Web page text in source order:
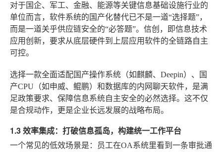
对于国企、军工、金融、能源等关键信息基础设施行业的
单位而言，软件系统的国产化替代已不是一道“选择题”，
而是一道关乎供应链安全的“必答题”。信创，即信息技术
应用创新，要求从底层硬件到上层应用软件的全链路自主
可控。
选择一款全面适配国产操作系统（如麒麟、Deepin）、国
产CPU（如申威、鲲鹏）和数据库的内网聊天软件，是满
足政策要求、保障信息系统自主安全的必然选择。这不仅
是合规动作，更是企业长远发展的战略布局。
1.3 效率集成：打破信息孤岛，构建统一工作平台
一个常见的低效场景是：员工在OA系统里看到一条审批通